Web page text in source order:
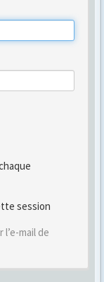
session
l’e-mail de